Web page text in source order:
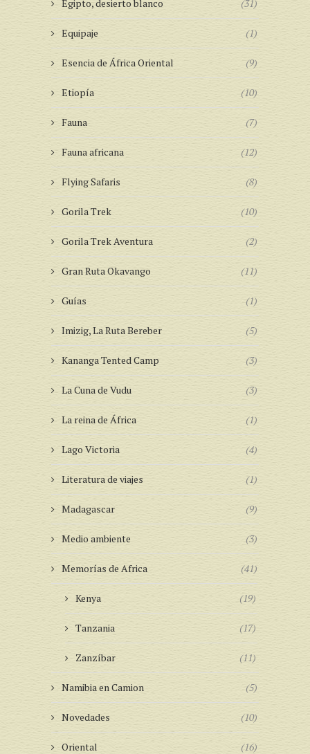
Egipto, desierto blanco (31)
Equipaje (1)
Esencia de África Oriental (9)
Etiopía (10)
Fauna (7)
Fauna africana (12)
Flying Safaris (8)
Gorila Trek (10)
Gorila Trek Aventura (2)
Gran Ruta Okavango (11)
Guías (1)
Imizig, La Ruta Bereber (5)
Kananga Tented Camp (3)
La Cuna de Vudu (3)
La reina de África (1)
Lago Victoria (4)
Literatura de viajes (1)
Madagascar (9)
Medio ambiente (3)
Memorías de Africa (41)
Kenya (19)
Tanzania (17)
Zanzíbar (11)
Namibia en Camion (5)
Novedades (10)
Oriental (16)